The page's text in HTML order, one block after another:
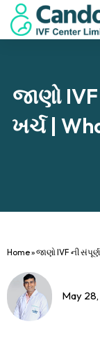
જાણો
ખર્ચ |
Home»જાણો IVF ની
May